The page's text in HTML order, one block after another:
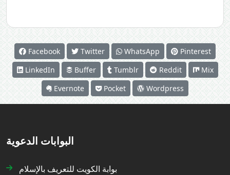
Facebook Twitter WhatsApp
Pinterest
LinkedIn
Buffer Tumblr Reddit
Mix
Evernote
Pocket Wordpress
البوابات الدعوية
بوابة الكويت للتعريف بالإسلام